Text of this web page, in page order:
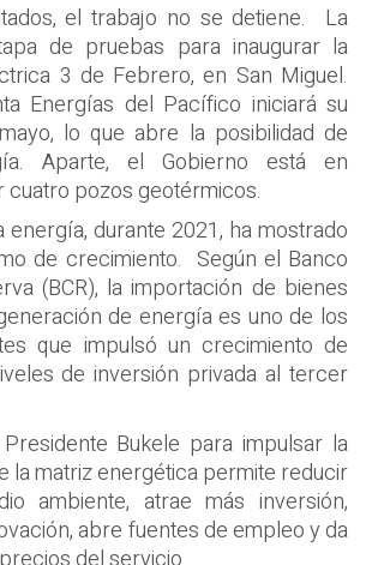
el trabajo no se detiene. La
de pruebas para inaugurar la
3 de Febrero, en San Miguel.
Energías del Pacífico iniciará su
lo que abre la posibilidad de
Aparte, el Gobierno está en
pozos geotérmicos.
energía, durante 2021, ha mostrado
de crecimiento. Según el Banco
(BCR), la importación de bienes
de energía es uno de los
que impulsó un crecimiento de
de inversión privada al tercer
Bukele para impulsar la
la matriz energética permite reducir
ambiente, atrae más inversión,
abre fuentes de empleo y da